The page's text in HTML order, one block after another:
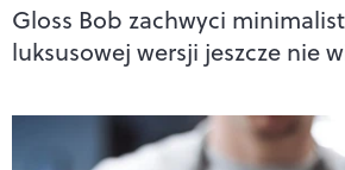
Gloss Bob zachwyci
luksusowej wersji jeszcze nie